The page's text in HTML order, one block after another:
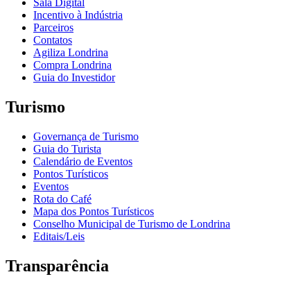
Sala Digital
Incentivo à Indústria
Parceiros
Contatos
Agiliza Londrina
Compra Londrina
Guia do Investidor
Turismo
Governança de Turismo
Guia do Turista
Calendário de Eventos
Pontos Turísticos
Eventos
Rota do Café
Mapa dos Pontos Turísticos
Conselho Municipal de Turismo de Londrina
Editais/Leis
Transparência